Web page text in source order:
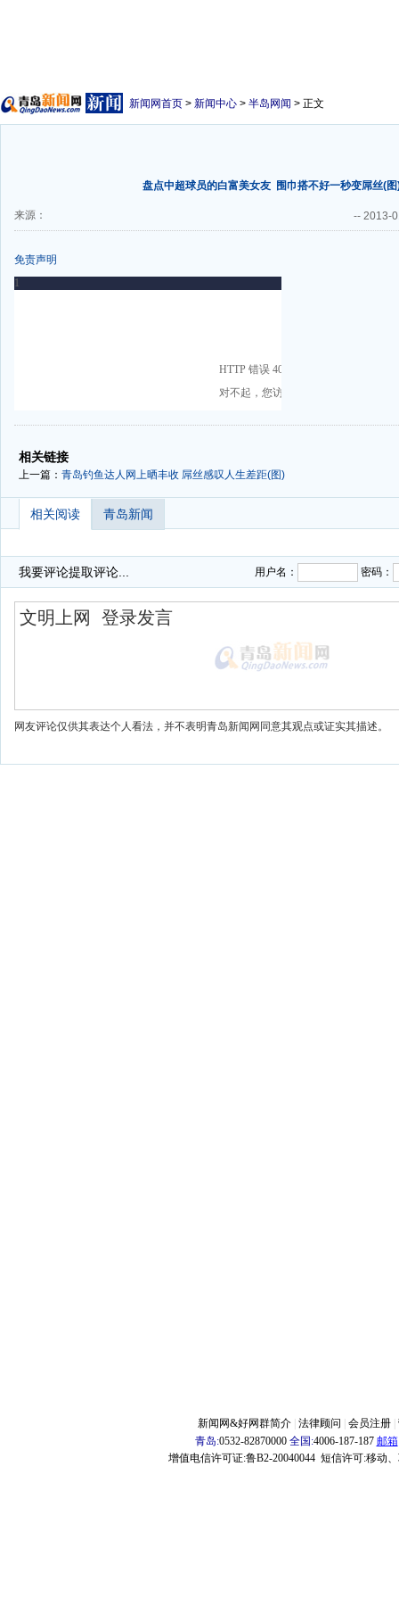
新闻网首页 > 新闻中心 > 半岛网闻 > 正文
盘点中超球员的白富美女友 围巾搭不好一秒变屌丝(图
来源： -- 2013-
免责声明
-
相关链接
上一篇： 青岛钓鱼达人网上晒丰收 屌丝感叹人生差距(图)
相关阅读 青岛新闻
我要评论提取评论... 用户名： 密码：
网友评论仅供其表达个人看法，并不表明青岛新闻网同意其观点或证实其描述。